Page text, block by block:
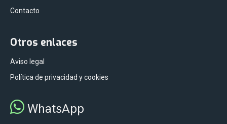
Contacto
Otros enlaces
Aviso legal
Política de privacidad y cookies
WhatsApp